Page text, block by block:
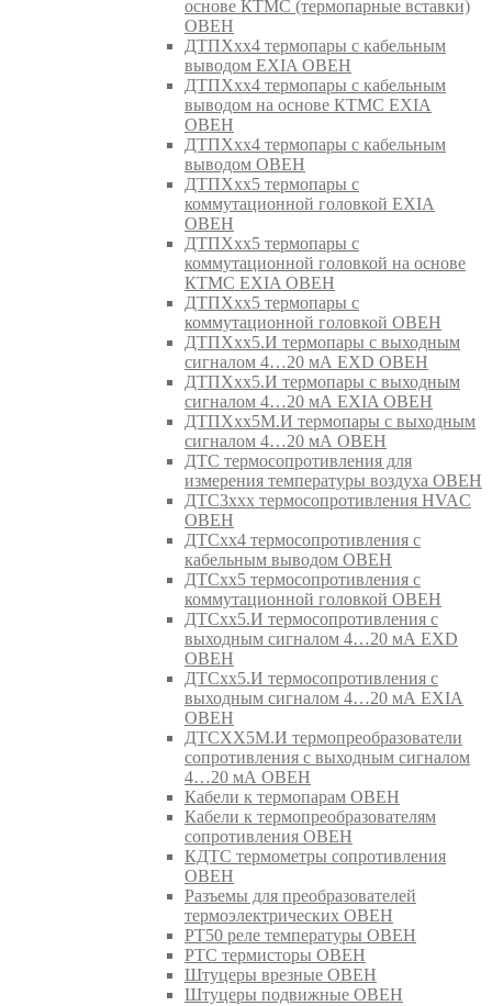
основе КТМС (термопарные вставки)
ОВЕН
ДТПХхх4 термопары с кабельным
выводом EXIA ОВЕН
ДТПХхх4 термопары с кабельным
выводом на основе КТМС EXIA
ОВЕН
ДТПХхх4 термопары с кабельным
выводом ОВЕН
ДТПХхх5 термопары с
коммутационной головкой EXIA
ОВЕН
ДТПХхх5 термопары с
коммутационной головкой на основе
КТМС EXIA ОВЕН
ДТПХхх5 термопары с
коммутационной головкой ОВЕН
ДТПХхх5.И термопары с выходным
сигналом 4…20 мА EXD ОВЕН
ДТПХхх5.И термопары с выходным
сигналом 4…20 мА EXIA ОВЕН
ДТПХхх5М.И термопары с выходным
сигналом 4…20 мА ОВЕН
ДТС термосопротивления для
измерения температуры воздуха ОВЕН
ДТС3ххх термосопротивления HVAC
ОВЕН
ДТСхх4 термосопротивления с
кабельным выводом ОВЕН
ДТСхх5 термосопротивления с
коммутационной головкой ОВЕН
ДТСхх5.И термосопротивления с
выходным сигналом 4…20 мА EXD
ОВЕН
ДТСхх5.И термосопротивления с
выходным сигналом 4…20 мА EXIA
ОВЕН
ДТСХХ5М.И термопреобразователи
сопротивления с выходным сигналом
4…20 мА ОВЕН
Кабели к термопарам ОВЕН
Кабели к термопреобразователям
сопротивления ОВЕН
КДТС термометры сопротивления
ОВЕН
Разъемы для преобразователей
термоэлектрических ОВЕН
РТ50 реле температуры ОВЕН
РТС термисторы ОВЕН
Штуцеры врезные ОВЕН
Штуцеры подвижные ОВЕН